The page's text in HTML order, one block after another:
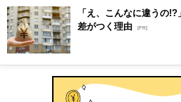
「え、こんなに違うの
差がつく理由 [PR]